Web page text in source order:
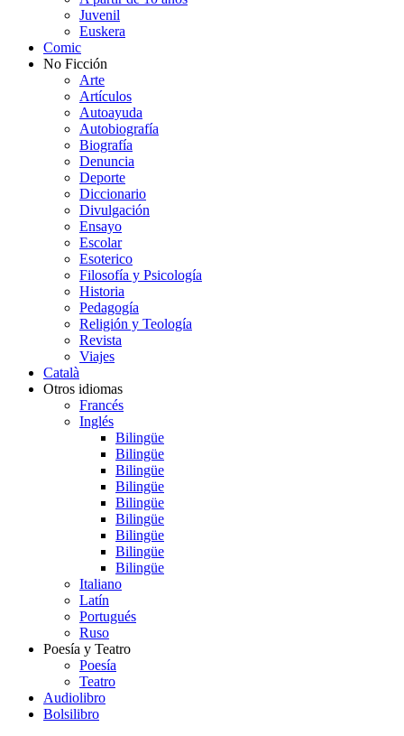
Juvenil
Euskera
Comic
No Ficción
Arte
Artículos
Autoayuda
Autobiografía
Biografía
Denuncia
Deporte
Diccionario
Divulgación
Ensayo
Escolar
Esoterico
Filosofía y Psicología
Historia
Pedagogía
Religión y Teología
Revista
Viajes
Català
Otros idiomas
Francés
Inglés
Bilingüe
Bilingüe
Bilingüe
Bilingüe
Bilingüe
Bilingüe
Bilingüe
Bilingüe
Bilingüe
Italiano
Latín
Portugués
Ruso
Poesía y Teatro
Poesía
Teatro
Audiolibro
Bolsilibro